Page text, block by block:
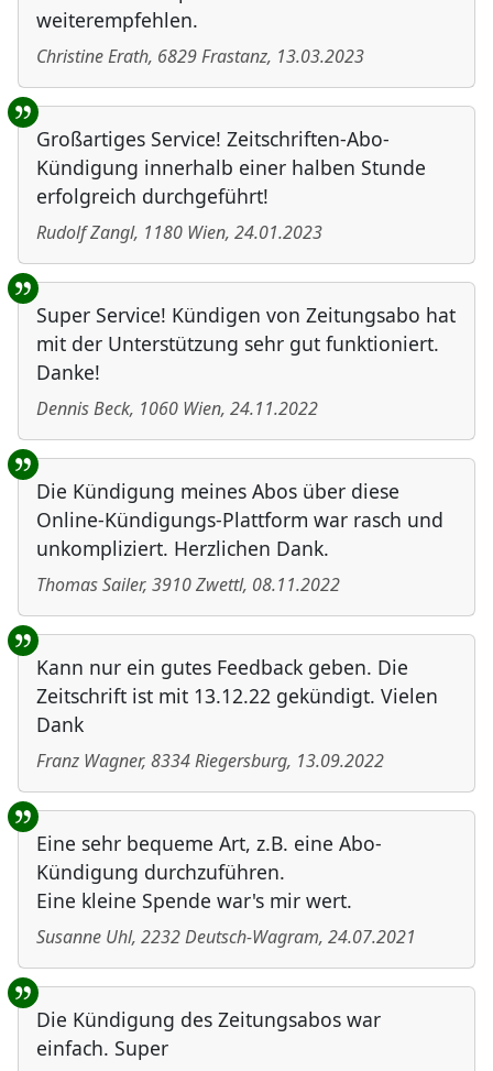
weiterempfehlen.
Christine Erath, 6829Frastanz, 13.03.2023
Großartiges Service! Zeitschriften-Abo-
Kündigung innerhalb einer halben Stunde
erfolgreich durchgeführt!
Rudolf Zangl, 1180 Wien, 24.01.2023
Super Service! Kündigen von Zeitungsabo hat
mit der Unterstützung sehr gut funktioniert.
Danke!
Dennis Beck, 1060 Wien, 24.11.2022
Die Kündigung meines Abos über diese
Online-Kündigungs-Plattform war rasch und
unkompliziert. Herzlichen Dank.
Thomas Sailer, 3910Zwettl, 08.11.2022
Kann nur ein gutes Feedback geben. Die
Zeitschrift ist mit 13.12.22 gekündigt. Vielen
Dank
Franz Wagner, 8334Riegersburg, 13.09.2022
Eine sehr bequeme Art, z.B. eine Abo-
Kündigung durchzuführen.
Eine kleine Spende war's mir wert.
Susanne Uhl, 2232Deutsch-Wagram, 24.07.2021
Die Kündigung des Zeitungsabos war
einfach. Super